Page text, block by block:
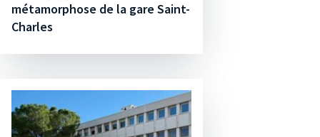
métamorphose de la gare Saint-
Charles